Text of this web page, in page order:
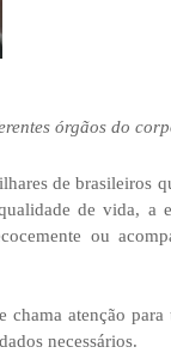
órgãos do
de brasileiros
de vida, a
ou
atenção para
necessários.